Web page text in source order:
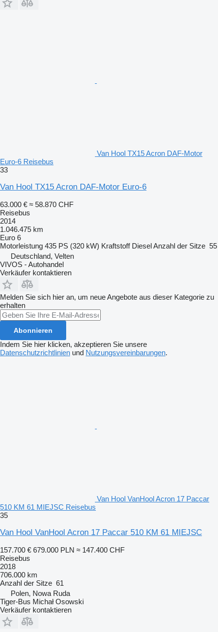
Van Hool TX15 Acron DAF-Motor
Euro-6 Reisebus
33
Van Hool TX15 Acron DAF-Motor Euro-6
63.000 € ≈ 58.870 CHF
Reisebus
2014
1.046.475 km
Euro 6
Motorleistung 435 PS (320 kW) Kraftstoff DieselAnzahl der Sitze 55
Deutschland, Velten
VIVOS - Autohandel
Verkäufer kontaktieren
Melden Sie sich hier an, um neue Angebote aus dieser Kategorie zu
erhalten
Abonnieren
Indem Sie hier klicken, akzeptieren Sie unsere
Datenschutzrichtlinien und Nutzungsvereinbarungen.
Van Hool VanHool Acron 17 Paccar
510 KM 61 MIEJSC Reisebus
35
Van Hool VanHool Acron 17 Paccar 510 KM 61 MIEJSC
157.700 € 679.000 PLN ≈ 147.400 CHF
Reisebus
2018
706.000 km
Anzahl der Sitze 61
Polen, Nowa Ruda
Tiger-Bus Michał Osowski
Verkäufer kontaktieren